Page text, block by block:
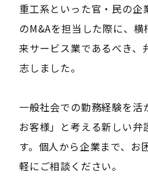
重工系といった官・民の企
のM&Aを担当した際に、
来サービス業であるべき、
志しました。
一般社会での勤務経験を活
お客様」と考える新しい弁
す。個人から企業まで、お
軽にご相談ください。